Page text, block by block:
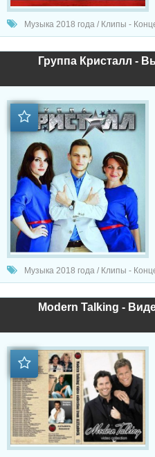
Музыка 2018 года / Клипы -
Группа Кристалл -
Музыка 2018 года / Клипы -
Modern Talking -